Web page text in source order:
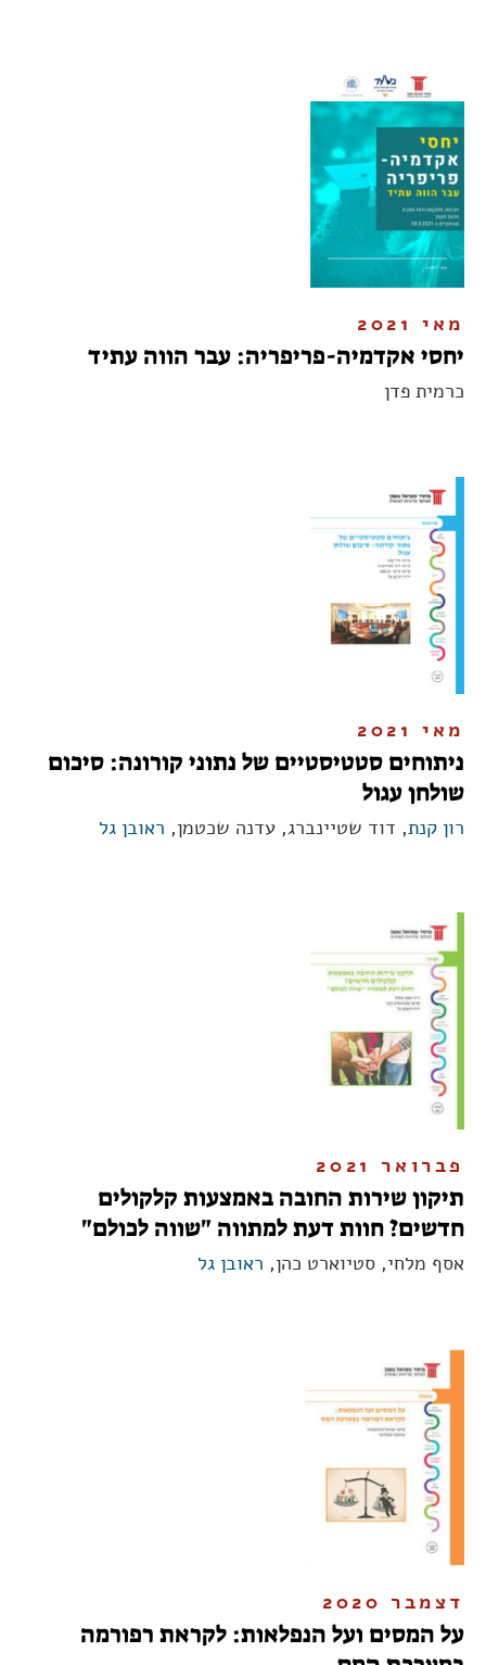
מאי 2021
יחסי אקדמיה-פריפריה: עבר הווה עתיד
כרמית פדן
מאי 2021
ניתוחים סטטיסטיים של נתוני קורונה: סיכום
שולחן עגול
רון קנת, דוד שטיינברג, עדנה שכטמן, ראובן גל
פברואר 2021
תיקון שירות החובה באמצעות קלקולים
חדשים? חוות דעת למתווה "שווה לכולם"
אסף מלחי, סטיוארט כהן, ראובן גל
דצמבר 2020
על המסים ועל הנפלאות: לקראת רפורמה